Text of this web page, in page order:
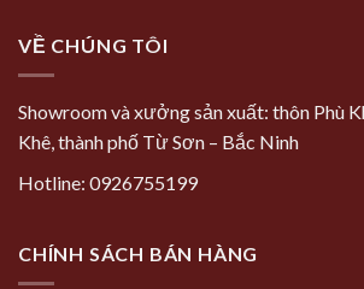
VỀ CHÚNG TÔI
Showroom và xưởng sản xuất: thôn Phù
Khê, thành phố Từ Sơn – Bắc Ninh
Hotline: 0926755199
CHÍNH SÁCH BÁN HÀNG